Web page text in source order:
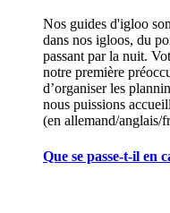
Nos guides d'igloo
dans nos igloos, du
passant par la nuit.
notre première
d’organiser les
nous puissions
(en allemand/anglais/
Que se passe-t-il en